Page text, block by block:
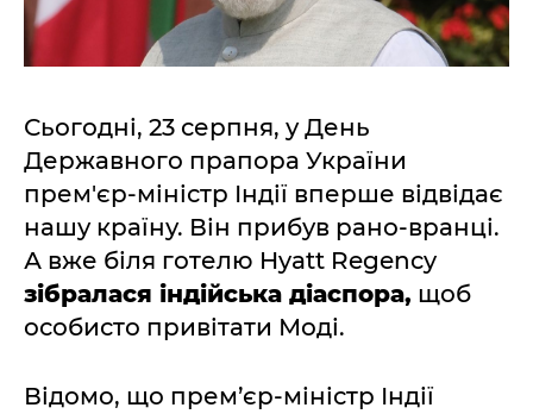
Сьогодні, 23 серпня, у День
Державного прапора України
прем'єр-міністр Індії вперше відвідає
нашу країну. Він прибув рано-вранці.
А вже біля готелю Hyatt Regency
зібралася індійська діаспора, щоб
особисто привітати Моді.
Відомо, що прем’єр-міністр Індії